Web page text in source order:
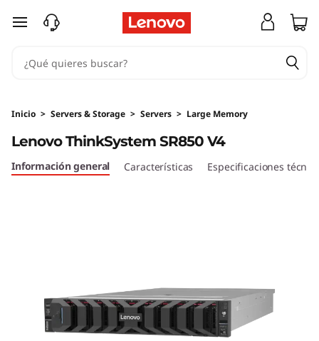
D
d
Ir al contenido principal
Inicio > Servers & Storage > Servers > Large Memory
Lenovo ThinkSystem SR850 V4
Información general Características Especificaciones